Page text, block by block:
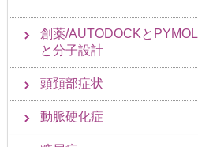
創薬/AUTODOCKとPYMOL
と分子設計
頭頚部症状
動脈硬化症